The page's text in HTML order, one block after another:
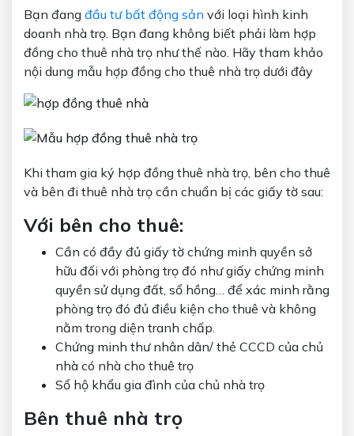
Bạn đang đầu tư bất động sản với loại hình kinh
doanh nhà trọ. Bạn đang không biết phải làm hợp
đồng cho thuê nhà trọ như thế nào. Hãy tham khảo
nội dung mẫu hợp đồng cho thuê nhà trọ dưới đây
Khi tham gia ký hợp đồng thuê nhà trọ, bên cho thuê
và bên đi thuê nhà trọ cần chuẩn bị các giấy tờ sau:
Với bên cho thuê:
Cần có đầy đủ giấy tờ chứng minh quyền sở
hữu đối với phòng trọ đó như giấy chứng minh
quyền sử dụng đất, sổ hồng… để xác minh rằng
phòng trọ đó đủ điều kiện cho thuê và không
nằm trong diện tranh chấp.
Chứng minh thư nhân dân/ thẻ CCCD của chủ
nhà có nhà cho thuê trọ
Sổ hộ khẩu gia đình của chủ nhà trọ
Bên thuê nhà trọ